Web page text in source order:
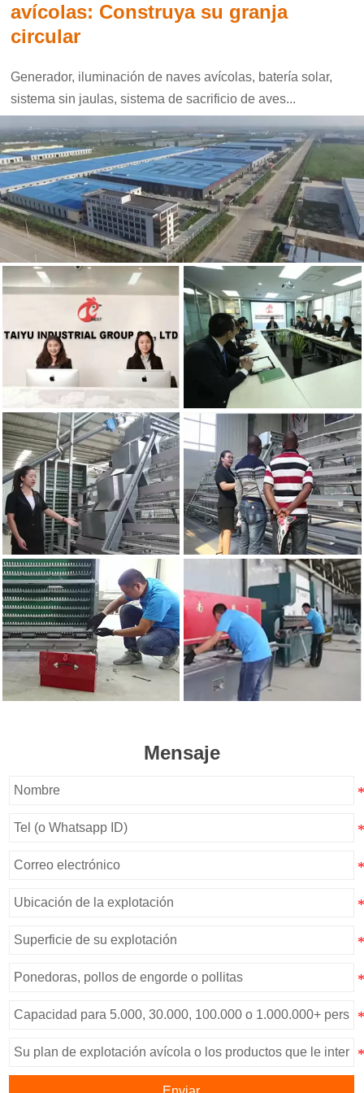
avícolas: Construya su granja
circular
Generador, iluminación de naves avícolas, batería solar,
sistema sin jaulas, sistema de sacrificio de aves...
Mensaje